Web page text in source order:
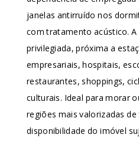
janelas antirruído nos
com tratamento acústico. A
privilegiada, próxima a
empresariais, hospitais,
restaurantes, shoppings,
culturais. Ideal para morar
regiões mais valorizadas de
disponibilidade do imóvel